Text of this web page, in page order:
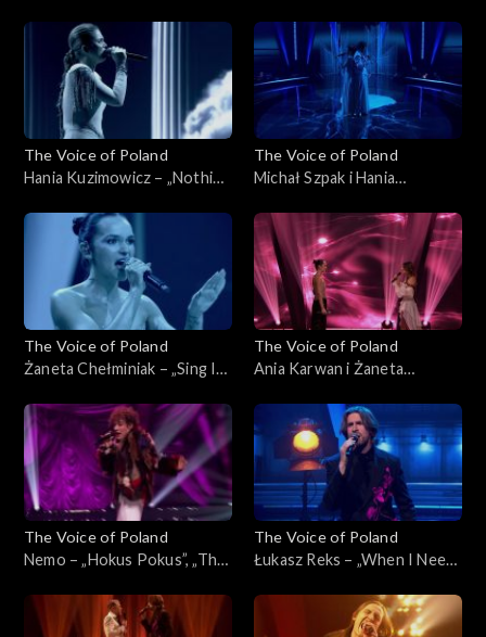
Voice of Poland”, Finał, 29
listopada 2025
„The Voice of Poland”, Finał,
29 listopada 2025
The Voice of Poland
Hania Kuzimowicz – „Nothing
Poland”, Finał, 29 listopada
The Voice of Poland
Michał Szpak i Hania
„The Voice of Poland”, Finał,
29 listopada 2025
The Voice of Poland
Żaneta Chełminiak – „Sing It
Finał, 29 listopada 2025
The Voice of Poland
Ania Karwan i Żaneta
with Somebody”, „The Voice
of Poland”, Finał, 29
listopada 2025
The Voice of Poland
Nemo – „Hokus Pokus”, „The
listopada 2025
The Voice of Poland
Łukasz Reks – „When I Need
Finał, 29 listopada 2025